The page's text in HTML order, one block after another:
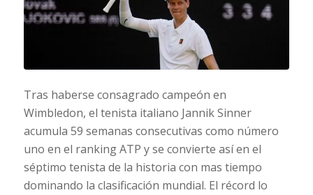
Tras haberse consagrado campeón en
Wimbledon, el tenista italiano Jannik Sinner
acumula 59 semanas consecutivas como número
uno en el ranking ATP y se convierte así en el
séptimo tenista de la historia con mas tiempo
dominando la clasificación mundial. El récord lo